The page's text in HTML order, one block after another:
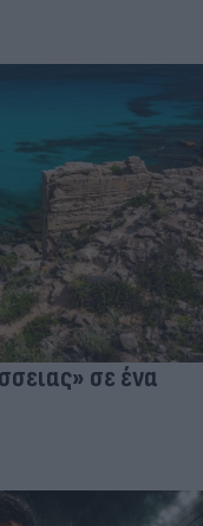
σε ένα